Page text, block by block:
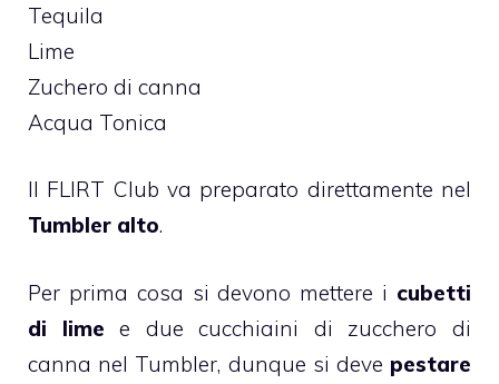
Tequila
Lime
Zuchero di canna
Acqua Tonica
Il FLIRT Club va preparato direttamente nel
Tumbler alto.
Per prima cosa si devono mettere i cubetti
di lime e due cucchiaini di zucchero di
canna nel Tumbler, dunque si deve pestare